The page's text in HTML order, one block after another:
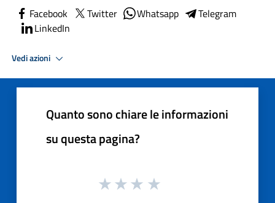
Facebook Twitter Whatsapp
Telegram
LinkedIn
Vedi azioni
Quanto sono chiare le informazioni
su questa pagina?